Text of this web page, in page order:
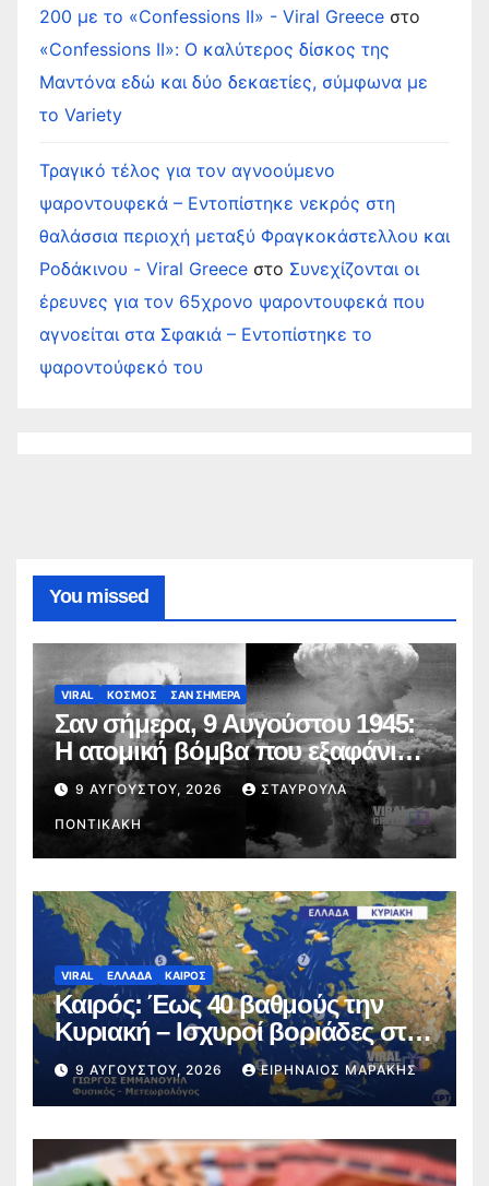
200 με το «Confessions II» - Viral Greece στο
«Confessions II»: Ο καλύτερος δίσκος της
Μαντόνα εδώ και δύο δεκαετίες, σύμφωνα με
το Variety
Τραγικό τέλος για τον αγνοούμενο
ψαροντουφεκά – Εντοπίστηκε νεκρός στη
θαλάσσια περιοχή μεταξύ Φραγκοκάστελλου και
Ροδάκινου - Viral Greece στο Συνεχίζονται οι
έρευνες για τον 65χρονο ψαροντουφεκά που
αγνοείται στα Σφακιά – Εντοπίστηκε το
ψαροντούφεκό του
You missed
VIRAL ΚΟΣΜΟΣ ΣΑΝ ΣΗΜΕΡΑ
Σαν σήμερα, 9 Αυγούστου 1945:
Η ατομική βόμβα που εξαφάνισε
το Ναγκασάκι
9 ΑΥΓΟΎΣΤΟΥ, 2026 ΣΤΑΥΡΟΎΛΑ
ΠΟΝΤΙΚΆΚΗ
VIRAL ΕΛΛΑΔΑ ΚΑΙΡΟΣ
Καιρός: Έως 40 βαθμούς την
Κυριακή – Ισχυροί βοριάδες στο
Αιγαίο (video)
9 ΑΥΓΟΎΣΤΟΥ, 2026 ΕΙΡΗΝΑΊΟΣ ΜΑΡΆΚΗΣ